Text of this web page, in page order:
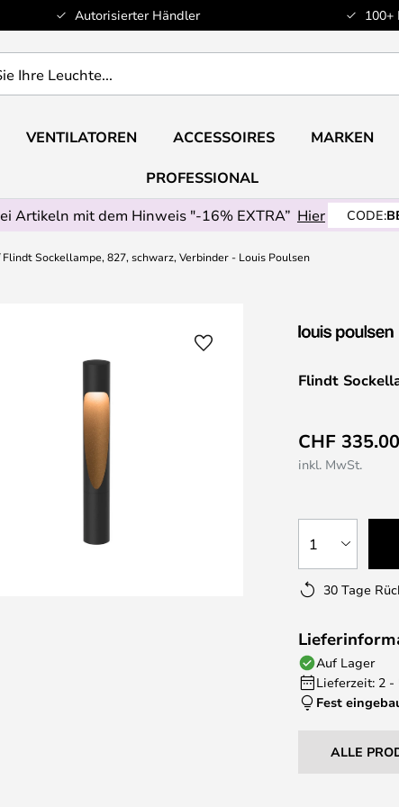
Autorisierter Händler 100+
VENTILATOREN ACCESSOIRES MARKEN
PROFESSIONAL
Artikeln mit dem Hinweis "-16% EXTRA” Hier CODE:
Flindt Sockellampe, 827, schwarz, Verbinder - Louis Poulsen
Flindt
CHF 335.00
inkl. MwSt.
1
30 Tage
Auf Lager
Lieferzeit: 2 -
Fest
ALLE